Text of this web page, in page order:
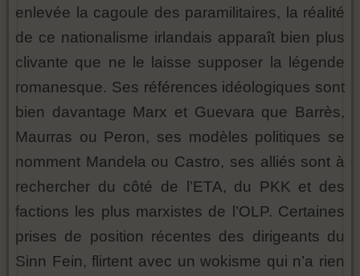
enlevée la cagoule des paramilitaires, la réalité
de ce nationalisme irlandais apparaît bien plus
clivante que ne le laisse supposer la légende
romanesque. Ses références idéologiques sont
bien davantage Marx et Guevara que Barrès,
Maurras ou Peron, ses modèles politiques se
nomment Mandela ou Castro, ses alliés sont à
rechercher du côté de l’ETA, du PKK et des
factions les plus marxistes de l’OLP. Certaines
prises de position récentes des dirigeants du
Sinn Fein, flirtent avec un wokisme qui n’a rien